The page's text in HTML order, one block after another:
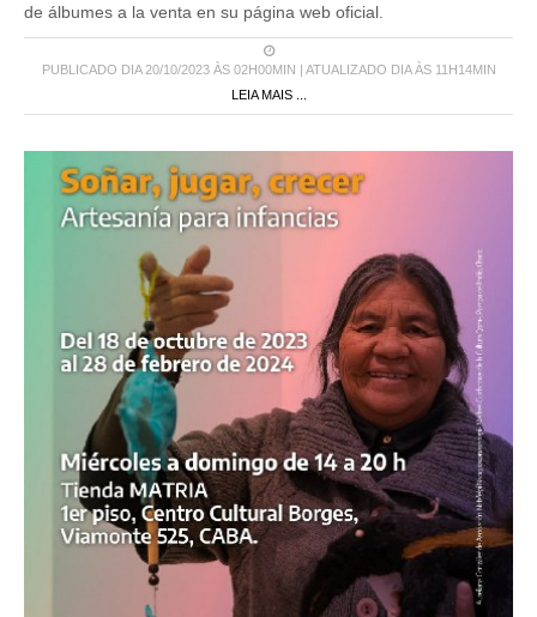
de álbumes a la venta en su página web oficial.
PUBLICADO DIA 20/10/2023 ÀS 02H00MIN | ATUALIZADO DIA ÀS 11H14MIN
LEIA MAIS ...